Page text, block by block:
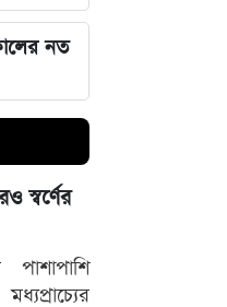
নত
স্বর্ণের
পাশাপাশি